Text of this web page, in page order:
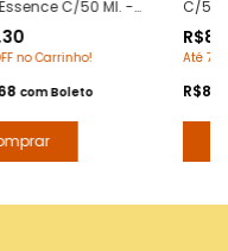
C/50 Ml. -
-
Premium -
no Carrinho!
comBoleto
C/50
-
Arte 1
Até